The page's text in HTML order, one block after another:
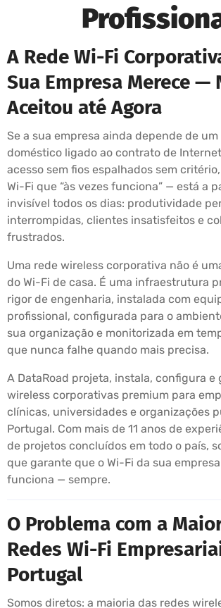
A Rede Wi-Fi
Sua Empresa Merece —
Aceitou até Agora
Se a sua empresa ainda depende de
doméstico ligado ao contrato de
acesso sem fios espalhados sem
Wi-Fi que “às vezes funciona” — está a
invisível todos os dias: produtividade
interrompidas, clientes insatisfeitos e
frustrados.
Uma rede wireless corporativa não é
do Wi-Fi de casa. É uma infraestrutura
rigor de engenharia, instalada com
profissional, configurada para o
sua organização e monitorizada em
que nunca falhe quando mais precisa.
A DataRoad projeta, instala, configura e
wireless corporativas premium para
clínicas, universidades e organizações
Portugal. Com mais de 11 anos de
de projetos concluídos em todo o país,
que garante que o Wi-Fi da sua
funciona — sempre.
O Problema com a
Redes Wi-Fi
Portugal
Somos diretos: a maioria das redes